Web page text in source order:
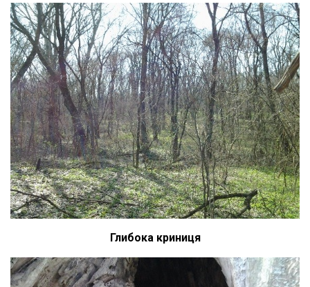
Глибока криниця